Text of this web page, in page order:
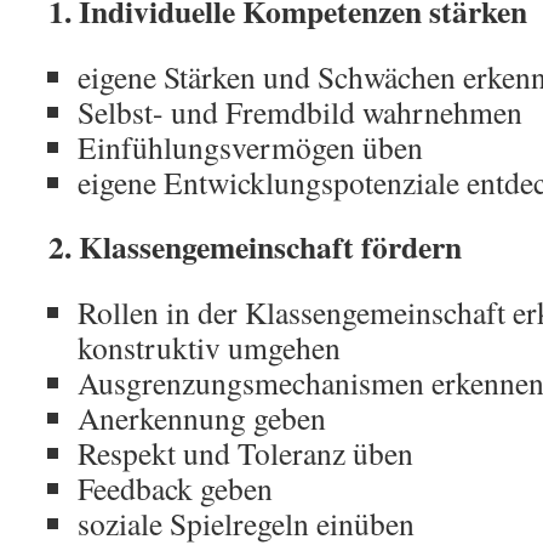
1. Individuelle Kompetenzen stärken
eigene Stärken und Schwächen
Selbst- und Fremdbild wahrnehmen
Einfühlungsvermögen üben
eigene Entwicklungspotenziale
2. Klassengemeinschaft fördern
Rollen in der Klassengemeinschaft
konstruktiv umgehen
Ausgrenzungsmechanismen erkennen
Anerkennung geben
Respekt und Toleranz üben
Feedback geben
soziale Spielregeln einüben